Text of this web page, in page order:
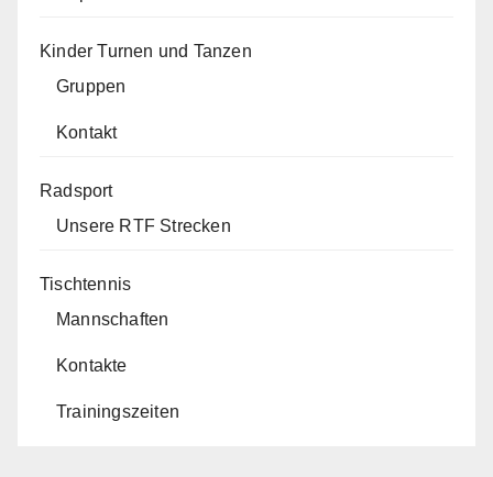
Kinder Turnen und Tanzen
Gruppen
Kontakt
Radsport
Unsere RTF Strecken
Tischtennis
Mannschaften
Kontakte
Trainingszeiten